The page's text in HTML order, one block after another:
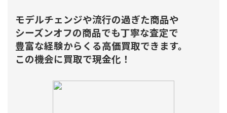
モデルチェンジや流行の過ぎた商品や
シーズンオフの商品でも丁寧な査定で
豊富な経験からくる高価買取できます。
この機会に買取で現金化！